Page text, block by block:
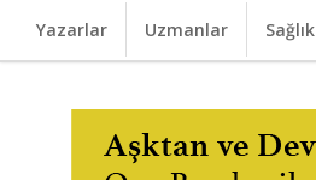
Yazarlar Uzmanlar Sağlık